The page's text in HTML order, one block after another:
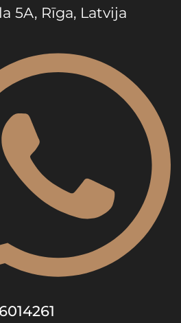
5A, Rīga, Latvija